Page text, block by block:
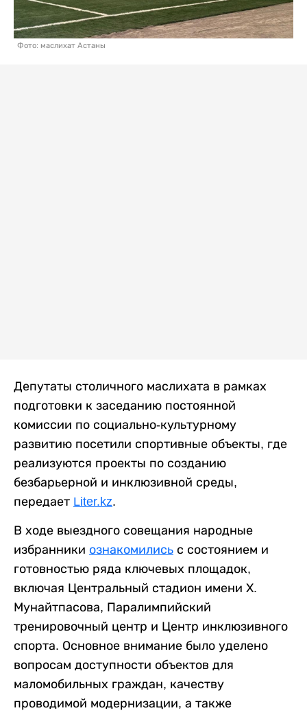
Фото: маслихат Астаны
Депутаты столичного маслихата в рамках
подготовки к заседанию постоянной
комиссии по социально-культурному
развитию посетили спортивные объекты, где
реализуются проекты по созданию
безбарьерной и инклюзивной среды,
передает Liter.kz.
В ходе выездного совещания народные
избранники ознакомились с состоянием и
готовностью ряда ключевых площадок,
включая Центральный стадион имени Х.
Мунайтпасова, Паралимпийский
тренировочный центр и Центр инклюзивного
спорта. Основное внимание было уделено
вопросам доступности объектов для
маломобильных граждан, качеству
проводимой модернизации, а также